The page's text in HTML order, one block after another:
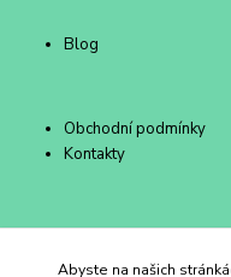
Blog
Obchodní podmínky
Kontakty
Duhový Ateliér Kroměříž
Abyste na našich